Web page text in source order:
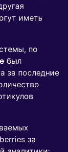
иметь
по
был
за последние
за